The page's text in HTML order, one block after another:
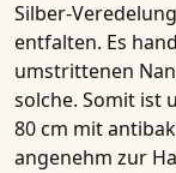
Silber-Veredelung
entfalten. Es
umstrittenen
solche. Somit ist
80 cm mit
angenehm zur